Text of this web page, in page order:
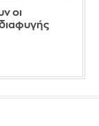
οι